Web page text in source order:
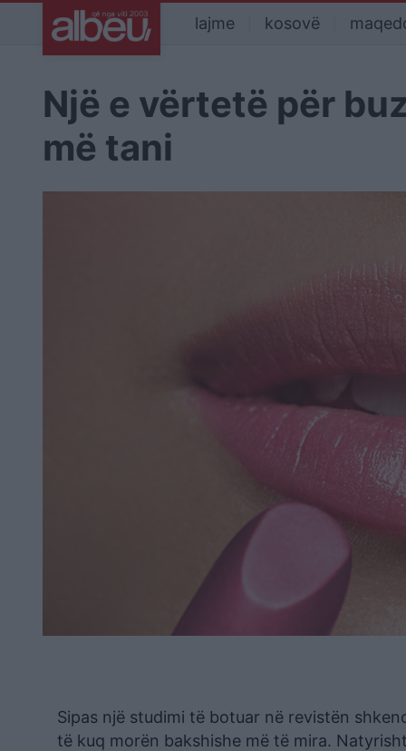
lajme kosovë
Një e vërtetë për
më tani
Sipas një studimi të botuar në revistën
të kuq morën bakshishe më të mira.